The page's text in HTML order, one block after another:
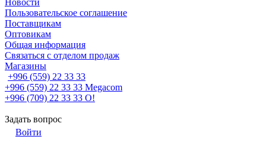
Новости
Пользовательское соглашение
Поставщикам
Оптовикам
Общая информация
Связаться с отделом продаж
Магазины
+996 (559) 22 33 33
+996 (559) 22 33 33 Megacom
+996 (709) 22 33 33 O!
Задать вопрос
Войти